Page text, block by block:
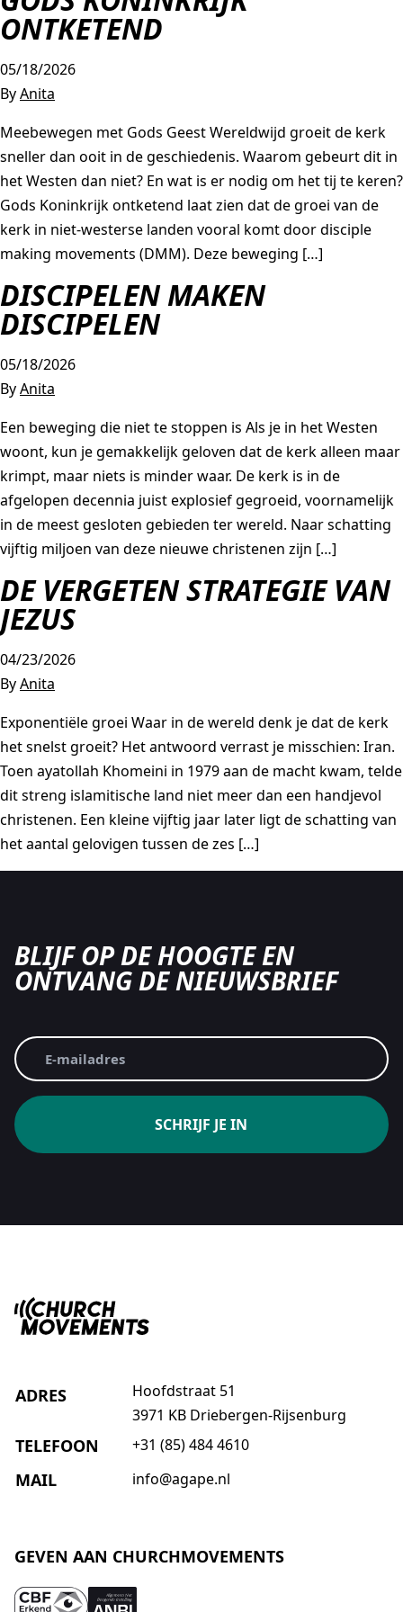
AGAPÈ
CHURCH MOVEMENTS
LEADER IMPACT NEXT
ONTKETEND
05/18/2026
ByAnita
Meebewegen met Gods Geest Wereldwijd groeit de kerk
sneller dan ooit in de geschiedenis. Waarom gebeurt dit in
het Westen dan niet? En wat is er nodig om het tij te keren?
Gods Koninkrijk ontketend laat zien dat de groei van de
kerk in niet-westerse landen vooral komt door disciple
making movements (DMM). Deze beweging […]
DISCIPELEN MAKEN
DISCIPELEN
05/18/2026
ByAnita
Een beweging die niet te stoppen is Als je in het Westen
woont, kun je gemakkelijk geloven dat de kerk alleen maar
krimpt, maar niets is minder waar. De kerk is in de
afgelopen decennia juist explosief gegroeid, voornamelijk
in de meest gesloten gebieden ter wereld. Naar schatting
vijftig miljoen van deze nieuwe christenen zijn […]
DE VERGETEN STRATEGIE VAN
JEZUS
04/23/2026
ByAnita
Exponentiële groei Waar in de wereld denk je dat de kerk
het snelst groeit? Het antwoord verrast je misschien: Iran.
Toen ayatollah Khomeini in 1979 aan de macht kwam, telde
dit streng islamitische land niet meer dan een handjevol
christenen. Een kleine vijftig jaar later ligt de schatting van
het aantal gelovigen tussen de zes […]
BLIJF OP DE HOOGTE EN
ONTVANG DE NIEUWSBRIEF
CAPTCHA
E-
mailadres
(Vereist)
ADRES
Hoofdstraat 51
3971 KB Driebergen-Rijsenburg
TELEFOON +31 (85) 484 4610
MAIL info@agape.nl
GEVEN AAN CHURCHMOVEMENTS